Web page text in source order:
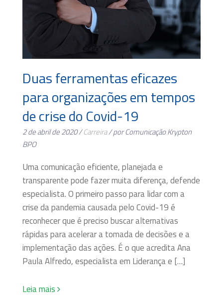
Duas ferramentas eficazes
para organizações em tempos
de crise do Covid-19
2 de abril de 2020 /Carreira/ por Comunicação Krypton
BPO
Uma comunicação eficiente, planejada e
transparente pode fazer muita diferença, defende
especialista. O primeiro passo para lidar com a
crise da pandemia causada pelo Covid-19 é
reconhecer que é preciso buscar alternativas
rápidas para acelerar a tomada de decisões e a
implementação das ações. É o que acredita Ana
Paula Alfredo, especialista em Liderança e […]
Leia mais